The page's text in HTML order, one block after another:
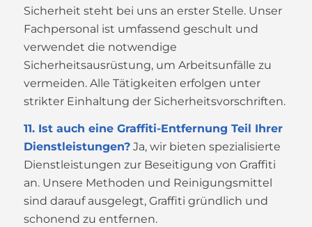
Sicherheit steht bei uns an erster Stelle. Unser
Fachpersonal ist umfassend geschult und
verwendet die notwendige
Sicherheitsausrüstung, um Arbeitsunfälle zu
vermeiden. Alle Tätigkeiten erfolgen unter
strikter Einhaltung der Sicherheitsvorschriften.
11. Ist auch eine Graffiti-Entfernung Teil Ihrer
Dienstleistungen?Ja, wir bieten spezialisierte
Dienstleistungen zur Beseitigung von Graffiti
an. Unsere Methoden und Reinigungsmittel
sind darauf ausgelegt, Graffiti gründlich und
schonend zu entfernen.